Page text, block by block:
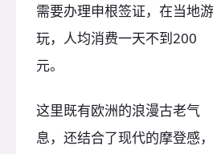
需要办理申根签证，在当地游
玩，人均消费一天不到200
元。
这里既有欧洲的浪漫古老气
息，还结合了现代的摩登感，